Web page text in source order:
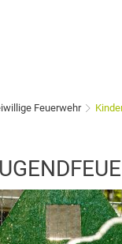
Feuerwehr